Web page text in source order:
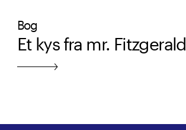
Bog
Et kys fra mr. Fitzgerald